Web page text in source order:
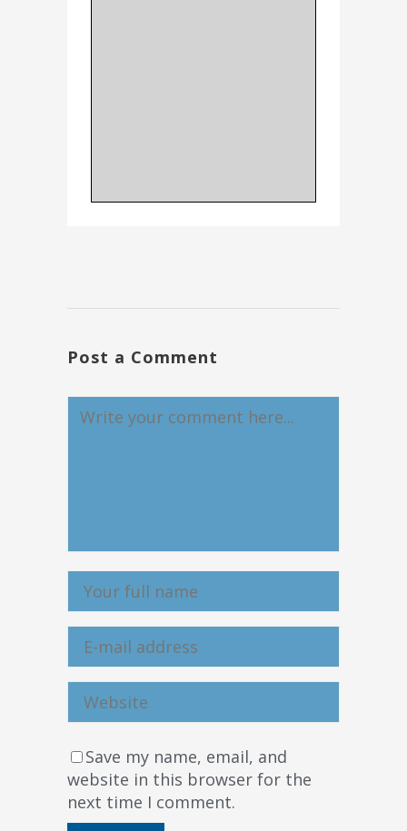
Post a Comment
Save my name, email, and
website in this browser for the
next time I comment.